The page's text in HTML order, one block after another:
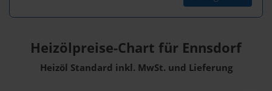
Heizölpreise-Chart für Ennsdorf
Heizöl Standard inkl. MwSt. und Lieferung